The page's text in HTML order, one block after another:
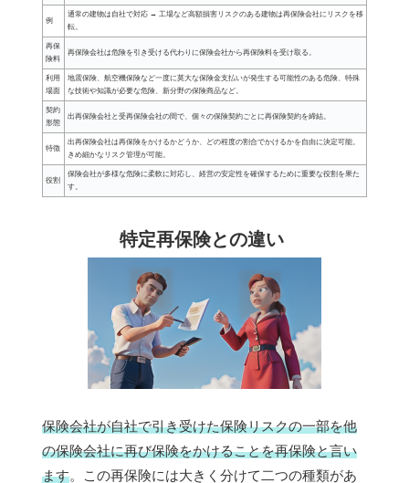
例
通常の建物は自社で対応 → 工場など高額損害リスクのある建物は再保険会社にリスクを移
転。
再保
険料
再保険会社は危険を引き受ける代わりに保険会社から再保険料を受け取る。
利用
場面
地震保険、航空機保険など一度に莫大な保険金支払いが発生する可能性のある危険、特殊
な技術や知識が必要な危険、新分野の保険商品など。
契約
形態
出再保険会社と受再保険会社の間で、個々の保険契約ごとに再保険契約を締結。
特徴
出再保険会社は再保険をかけるかどうか、どの程度の割合でかけるかを自由に決定可能。
きめ細かなリスク管理が可能。
役割
保険会社が多様な危険に柔軟に対応し、経営の安定性を確保するために重要な役割を果た
す。
特定再保険との違い
保険会社が自社で引き受けた保険リスクの一部を他
の保険会社に再び保険をかけることを再保険と言い
ます。この再保険には大きく分けて二つの種類があ